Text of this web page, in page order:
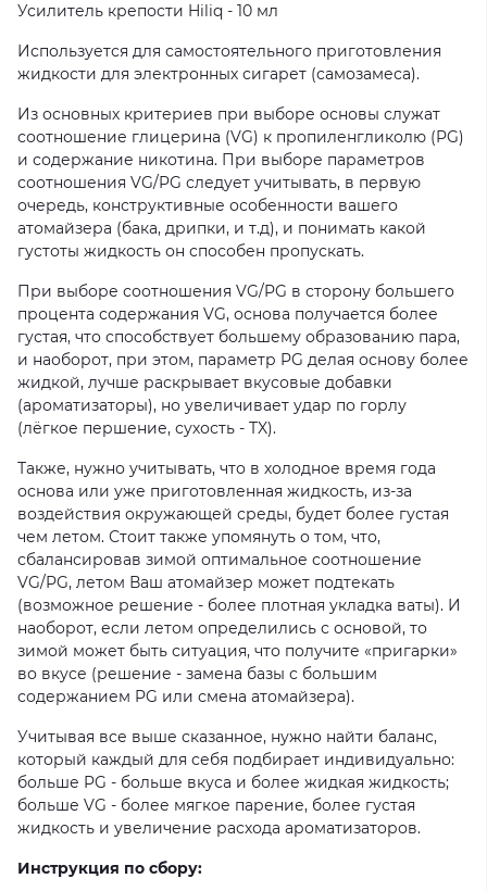
Усилитель крепости Hiliq - 10 мл
Используется для самостоятельного приготовления
жидкости для электронных сигарет (самозамеса).
Из основных критериев при выборе основы служат
соотношение глицерина (VG) к пропиленгликолю (PG)
и содержание никотина. При выборе параметров
соотношения VG/PG следует учитывать, в первую
очередь, конструктивные особенности вашего
атомайзера (бака, дрипки, и т.д), и понимать какой
густоты жидкость он способен пропускать.
При выборе соотношения VG/PG в сторону большего
процента содержания VG, основа получается более
густая, что способствует большему образованию пара,
и наоборот, при этом, параметр PG делая основу более
жидкой, лучше раскрывает вкусовые добавки
(ароматизаторы), но увеличивает удар по горлу
(лёгкое першение, сухость - TX).
Также, нужно учитывать, что в холодное время года
основа или уже приготовленная жидкость, из-за
воздействия окружающей среды, будет более густая
чем летом. Стоит также упомянуть о том, что,
сбалансировав зимой оптимальное соотношение
VG/PG, летом Ваш атомайзер может подтекать
(возможное решение - более плотная укладка ваты). И
наоборот, если летом определились с основой, то
зимой может быть ситуация, что получите «пригарки»
во вкусе (решение - замена базы с большим
содержанием PG или смена атомайзера).
Учитывая все выше сказанное, нужно найти баланс,
который каждый для себя подбирает индивидуально:
больше PG - больше вкуса и более жидкая жидкость;
больше VG - более мягкое парение, более густая
жидкость и увеличение расхода ароматизаторов.
Инструкция по сбору: